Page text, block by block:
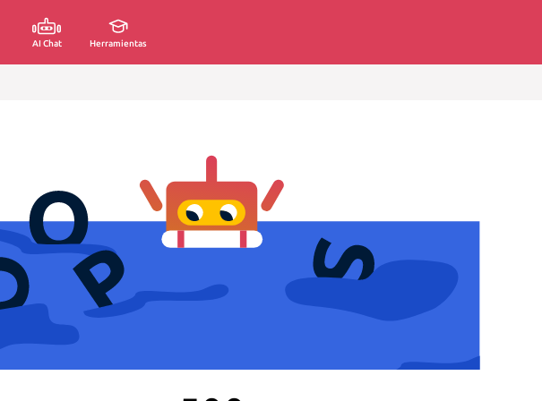
AI Chat Herramientas